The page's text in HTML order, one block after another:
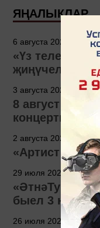
ЯҢАЛЫКЛАР
6 августа 2026 - 15:00
«Үз телем»
җиңүчеләре
3 августа 2026 - 14:04
8 август Зуля
концерты
2 августа 2026 - 10:55
«Артист
29 июля 2026 - 12:00
«ӘтнәТуй»
быел 3 нче
26 июля 2026 - 11:09